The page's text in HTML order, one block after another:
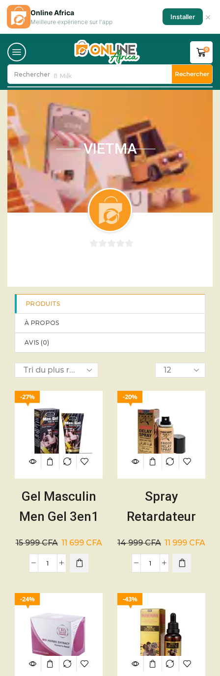
Rechercher 🥛 Milk Rechercher
0
VIETMA
PRODUITS
À PROPOS
AVIS (0)
27%
Gel Masculin
Men Gel 3en1
–
Aphrodisiaque
15 999CFA 11 699 CFA
20%
Spray
Retardateur
d’Éjaculation
Deadly –
48000
14 999CFA 11 999 CFA
24% 43%
Online Africa
Meilleure expérience sur l'app
Installer ×